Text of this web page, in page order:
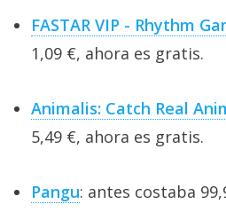
FASTAR VIP - Rhythm
1,09 €, ahora es gratis.
Animalis: Catch Real
5,49 €, ahora es gratis.
Pangu: antes costaba